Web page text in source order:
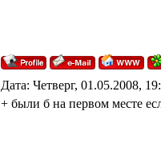
Дата: Четверг, 01.05.2008,
+ были б на первом месте